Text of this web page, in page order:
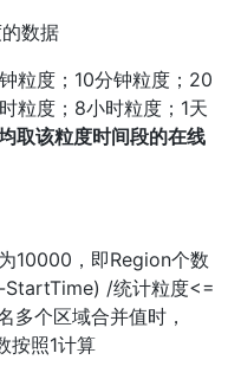
数据
粒度；10分钟粒度；20
粒度；8小时粒度；1天
取该粒度时间段的在线
10000，即Region个数
/统计粒度<=
多个区域合并值时，
按照1计算